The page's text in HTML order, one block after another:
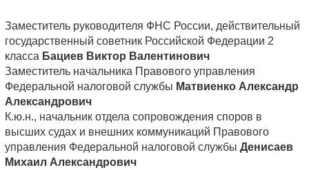
Заместитель руководителя ФНС России, действительный
государственный советник Российской Федерации 2
класса Бациев Виктор Валентинович
Заместитель начальника Правового управления
Федеральной налоговой службы Матвиенко Александр
Александрович
К.ю.н., начальник отдела сопровождения споров в
высших судах и внешних коммуникаций Правового
управления Федеральной налоговой службы Денисаев
Михаил Александрович